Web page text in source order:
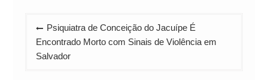
Navegação
de
Post
Psiquiatra de Conceição do Jacuípe É
Encontrado Morto com Sinais de Violência em
Salvador